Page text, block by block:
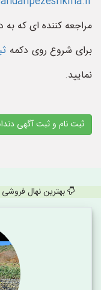
مراجعه کننده ای که
برای شروع روی دکمه
نمایید.
ثبت نام و ثبت آگهی
بهترین نهال